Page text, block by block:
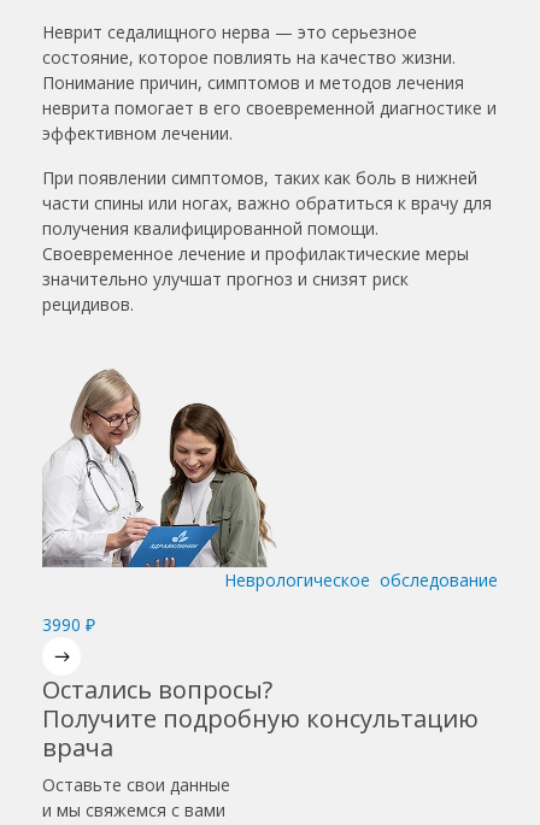
Неврит седалищного нерва — это серьезное
состояние, которое повлиять на качество жизни.
Понимание причин, симптомов и методов лечения
неврита помогает в его своевременной диагностике и
эффективном лечении.
При появлении симптомов, таких как боль в нижней
части спины или ногах, важно обратиться к врачу для
получения квалифицированной помощи.
Своевременное лечение и профилактические меры
значительно улучшат прогноз и снизят риск
рецидивов.
Неврологическое обследование
3990 ₽
Остались вопросы?
Получите подробную консультацию
врача
Оставьте свои данные
и мы свяжемся с вами